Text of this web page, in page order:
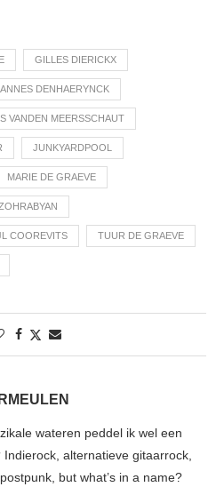
GILLES DIERICKX
DENHAERYNCK
VANDEN MEERSSCHAUT
JUNKYARDPOOL
MARIE DE GRAEVE
COOREVITS TUUR DE GRAEVE
wateren peddel ik wel een
Indierock, alternatieve gitaarrock,
but what’s in a name?